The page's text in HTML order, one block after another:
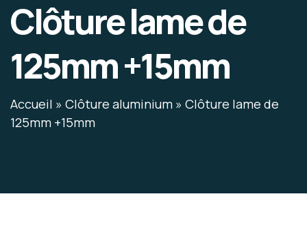
Clôture lame de
125mm +15mm
Accueil » Clôture aluminium » Clôture lame de
125mm +15mm